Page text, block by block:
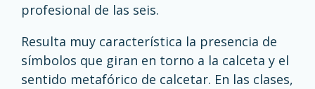
profesional de las seis.
Resulta muy característica la presencia de
símbolos que giran en torno a la calceta y el
sentido metafórico de calcetar. En las clases,